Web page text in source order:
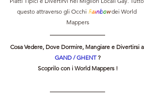
questo attraverso gli Occhi Rainbow dei World
Mappers
Cosa Vedere, Dove Dormire, Mangiare e Divertirsi a
GAND / GHENT ?
Scoprilo con i World Mappers !